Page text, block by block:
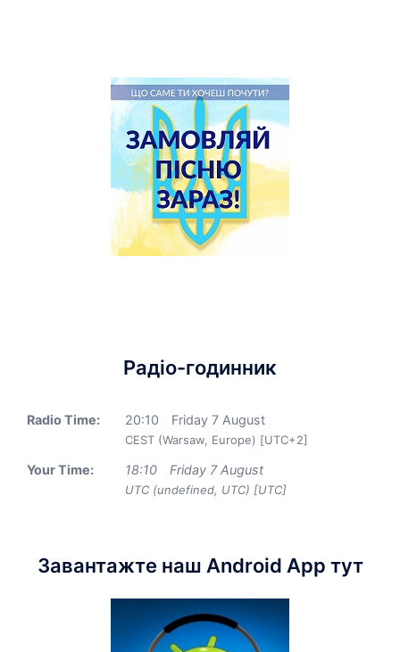
Радіо-годинник
Radio Time: 20:10 Friday 7 August
CEST (Warsaw, Europe) [UTC+2]
Your Time: 18:10 Friday 7 August
UTC (undefined, UTC) [UTC]
Завантажте наш Android App тут